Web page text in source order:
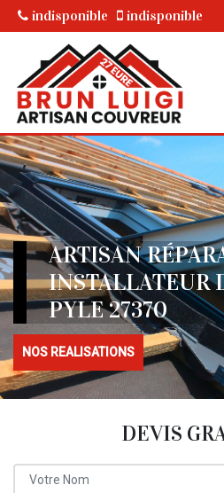
indisponible indisponible
ARTISAN
INSTALLATEUR
PYLE 27370
NOS REALISATIONS
DEVIS